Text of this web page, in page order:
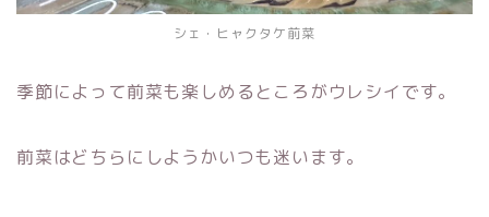
シェ・ヒャクタケ前菜
季節によって前菜も楽しめるところがウレシイです。
前菜はどちらにしようかいつも迷います。